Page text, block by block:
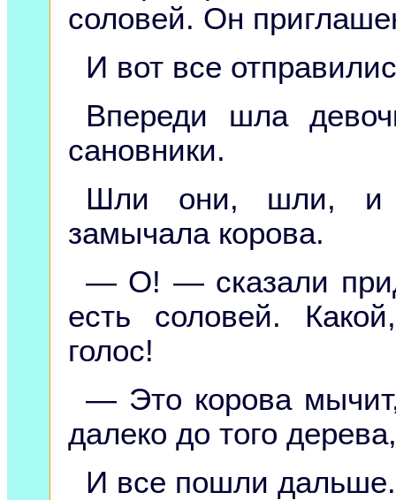
соловей. Он
И вот все
Впереди шла
сановники.
Шли они, шли, и
замычала корова.
— О! — сказали
есть соловей.
голос!
— Это корова
далеко до того
И все пошли дальше.